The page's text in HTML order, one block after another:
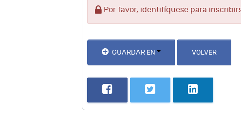
Por favor, identifíquese para
GUARDAR EN VOLVER